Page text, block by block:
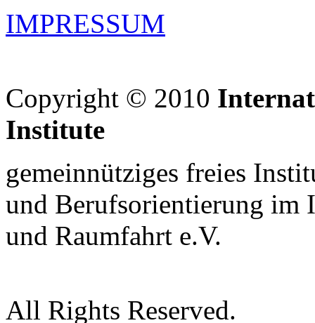
IMPRESSUM
Copyright © 2010
Institute
gemeinnütziges freies
und Berufsorientierung im
und Raumfahrt e.V.
All Rights Reserved.